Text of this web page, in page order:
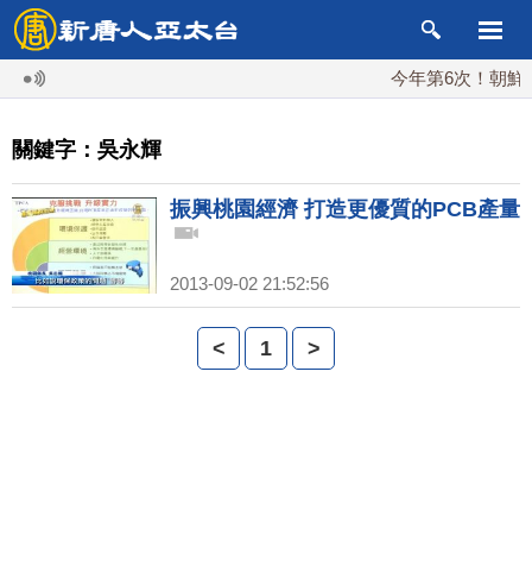
今年第6次！朝鮮
關鍵字：吳永輝
振興桃園經濟 打造更優質的PCB產量
2013-09-02 21:52:56
< 1 >